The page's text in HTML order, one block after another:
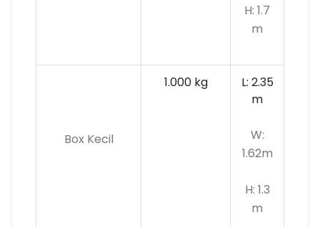
H: 1.7
m
Box Kecil
1.000 kg
L: 2.35
m
W:
1.62m
H: 1.3
m